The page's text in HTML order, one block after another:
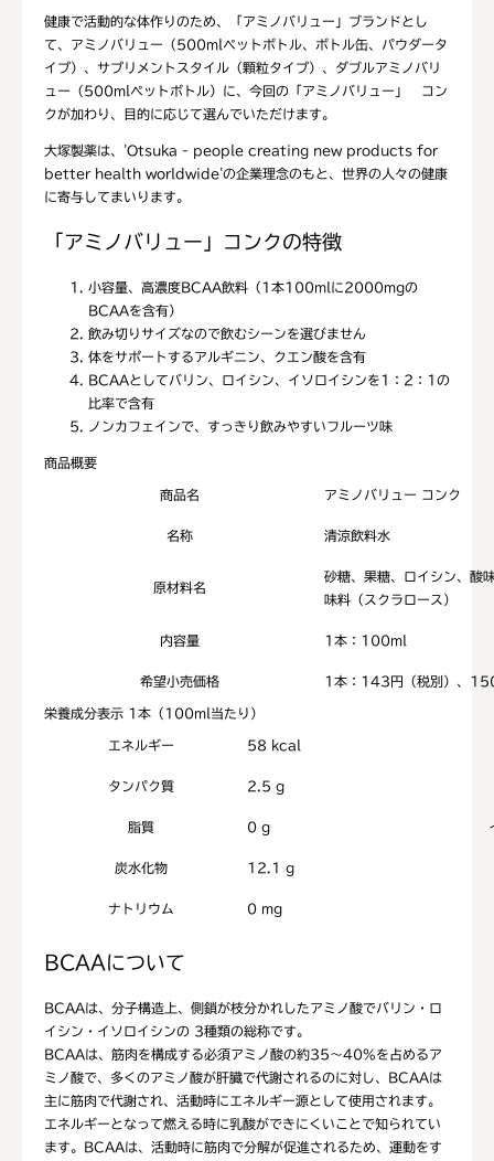
健康で活動的な体作りのため、「アミノバリュー」ブランドとし
て、アミノバリュー（500mlペットボトル、ボトル缶、パウダータ
イプ）、サプリメントスタイル（顆粒タイプ）、ダブルアミノバリ
ュー（500mlペットボトル）に、今回の「アミノバリュー」 コン
クが加わり、目的に応じて選んでいただけます。
大塚製薬は、'Otsuka - people creating new products for
better health worldwide'の企業理念のもと、世界の人々の健康
に寄与してまいります。
「アミノバリュー」コンクの特徴
小容量、高濃度BCAA飲料（1本100mlに2000mgの
BCAAを含有）
飲み切りサイズなので飲むシーンを選びません
体をサポートするアルギニン、クエン酸を含有
BCAAとしてバリン、ロイシン、イソロイシンを1：2：1の
比率で含有
ノンカフェインで、すっきり飲みやすいフルーツ味
商品概要
商品名 アミノバリュー コンク
名称 清涼飲料水
原材料名
砂糖、果糖、ロイシン、酸
味料（スクラロース）
内容量 1本：100ml
希望小売価格 1本：143円（税別）、
栄養成分表示 1本（100ml当たり）
エネルギー 58 kcal
タンパク質 2.5 g
脂質 0 g
炭水化物 12.1 g
ナトリウム 0 mg
BCAAについて
BCAAは、分子構造上、側鎖が枝分かれしたアミノ酸でバリン・ロ
イシン・イソロイシンの 3種類の総称です。
BCAAは、筋肉を構成する必須アミノ酸の約35～40%を占めるア
ミノ酸で、多くのアミノ酸が肝臓で代謝されるのに対し、BCAAは
主に筋肉で代謝され、活動時にエネルギー源として使用されます。
エネルギーとなって燃える時に乳酸ができにくいことで知られてい
ます。BCAAは、活動時に筋肉で分解が促進されるため、運動をす